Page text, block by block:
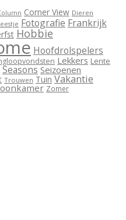
Corner View Dieren
Fotografie Frankrijk
Hobbie
Hoofdrolspelers
Lekkers Lente
Seasons Seizoenen
Trouwen Tuin Vakantie
Zomer